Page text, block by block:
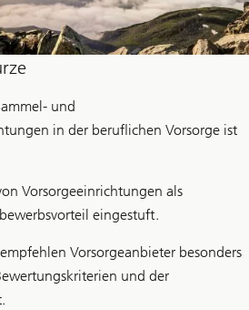
und
in der beruflichen Vorsorge ist
Vorsorgeeinrichtungen als
eingestuft.
Vorsorgeanbieter besonders
und der